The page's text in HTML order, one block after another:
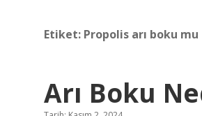
Etiket: Propolis arı boku mu
Arı Boku